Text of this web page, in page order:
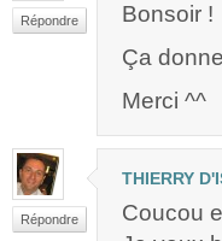
Répondre
Bonsoir !
Ça
Merci ^^
Répondre
THIERRY
Coucou